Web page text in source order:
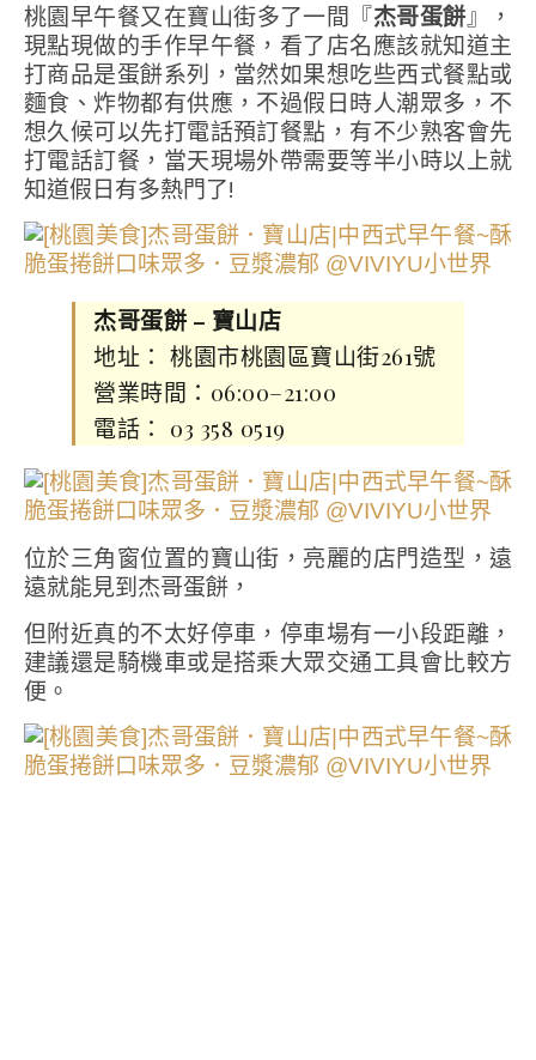
桃園早午餐又在寶山街多了一間『杰哥蛋餅』，
現點現做的手作早午餐，看了店名應該就知道主
打商品是蛋餅系列，當然如果想吃些西式餐點或
麵食、炸物都有供應，不過假日時人潮眾多，不
想久候可以先打電話預訂餐點，有不少熟客會先
打電話訂餐，當天現場外帶需要等半小時以上就
知道假日有多熱門了!
杰哥蛋餅 – 寶山店
地址： 桃園市桃園區寶山街261號
營業時間：06:00–21:00
電話： 03 358 0519
位於三角窗位置的寶山街，亮麗的店門造型，遠
遠就能見到杰哥蛋餅，
但附近真的不太好停車，停車場有一小段距離，
建議還是騎機車或是搭乘大眾交通工具會比較方
便。